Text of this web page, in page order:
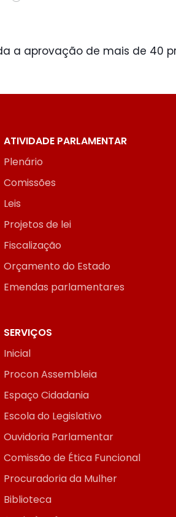
a aprovação de mais de 40
ATIVIDADE PARLAMENTAR
Plenário
Comissões
Leis
Projetos de lei
Fiscalização
Orçamento do Estado
Emendas parlamentares
SERVIÇOS
Inicial
Procon Assembleia
Espaço Cidadania
Escola do Legislativo
Ouvidoria Parlamentar
Comissão de Ética Funcional
Procuradoria da Mulher
Biblioteca